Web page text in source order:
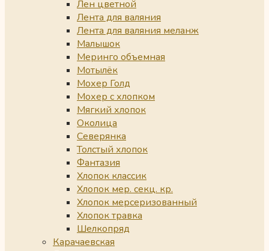
Лен цветной
Лента для валяния
Лента для валяния меланж
Малышок
Меринго объемная
Мотылёк
Мохер Голд
Мохер с хлопком
Мягкий хлопок
Околица
Северянка
Толстый хлопок
Фантазия
Хлопок классик
Хлопок мер. секц. кр.
Хлопок мерсеризованный
Хлопок травка
Шелкопряд
Карачаевская